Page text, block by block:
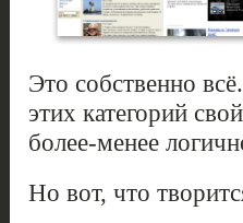
Это собственно
этих категорий
более-менее
Но вот, что